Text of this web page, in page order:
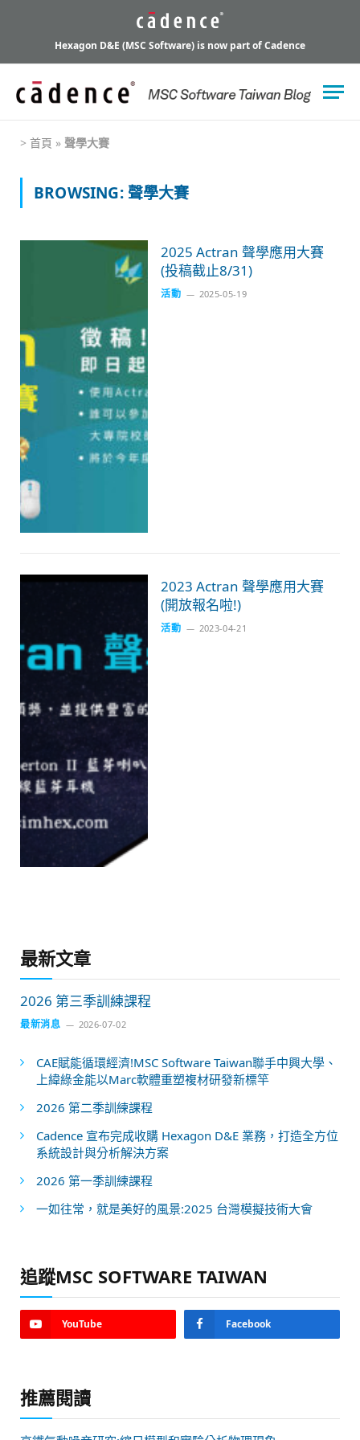
Hexagon D&E (MSC Software) is now part of Cadence
> 首頁 » 聲學大賽
BROWSING:聲學大賽
2025 Actran 聲學應用大賽
(投稿截止8/31)
活動 2025-05-19
2023 Actran 聲學應用大賽
(開放報名啦!)
活動 2023-04-21
最新文章
2026 第三季訓練課程
最新消息 2026-07-02
CAE賦能循環經濟!MSC Software Taiwan聯手中興大學、
上緯綠金能以Marc軟體重塑複材研發新標竿
2026 第二季訓練課程
Cadence 宣布完成收購 Hexagon D&E 業務，打造全方位
系統設計與分析解決方案
2026 第一季訓練課程
一如往常，就是美好的風景:2025 台灣模擬技術大會
追蹤MSC SOFTWARE TAIWAN
YouTube Facebook
推薦閱讀